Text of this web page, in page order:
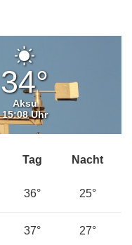
Klarer
Himmel
34°
Aksu
15:08 Uhr
Tag Nacht
36° 25°
37° 27°